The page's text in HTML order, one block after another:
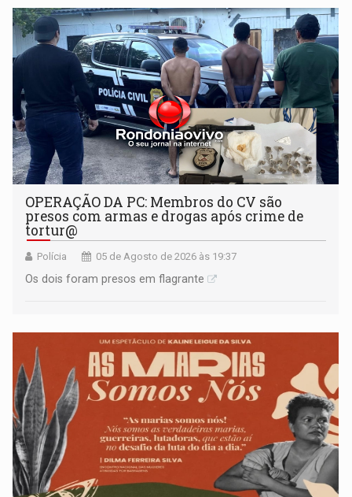
OPERAÇÃO DA PC: Membros do CV são
presos com armas e drogas após crime de
tortur@
Polícia 05 de Agosto de 2026 às 19:37
Os dois foram presos em flagrante